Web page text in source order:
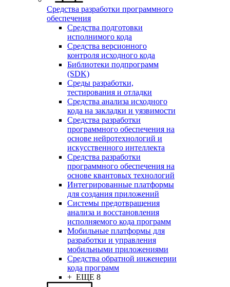
Средства разработки программного
обеспечения
Средства подготовки
исполнимого кода
Средства версионного
контроля исходного кода
Библиотеки подпрограмм
(SDK)
Среды разработки,
тестирования и отладки
Средства анализа исходного
кода на закладки и уязвимости
Средства разработки
программного обеспечения на
основе нейротехнологий и
искусственного интеллекта
Средства разработки
программного обеспечения на
основе квантовых технологий
Интегрированные платформы
для создания приложений
Системы предотвращения
анализа и восстановления
исполняемого кода программ
Мобильные платформы для
разработки и управления
мобильными приложениями
Средства обратной инженерии
кода программ
+ ЕЩЕ 8